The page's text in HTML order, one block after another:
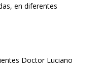
en diferentes
Doctor Luciano